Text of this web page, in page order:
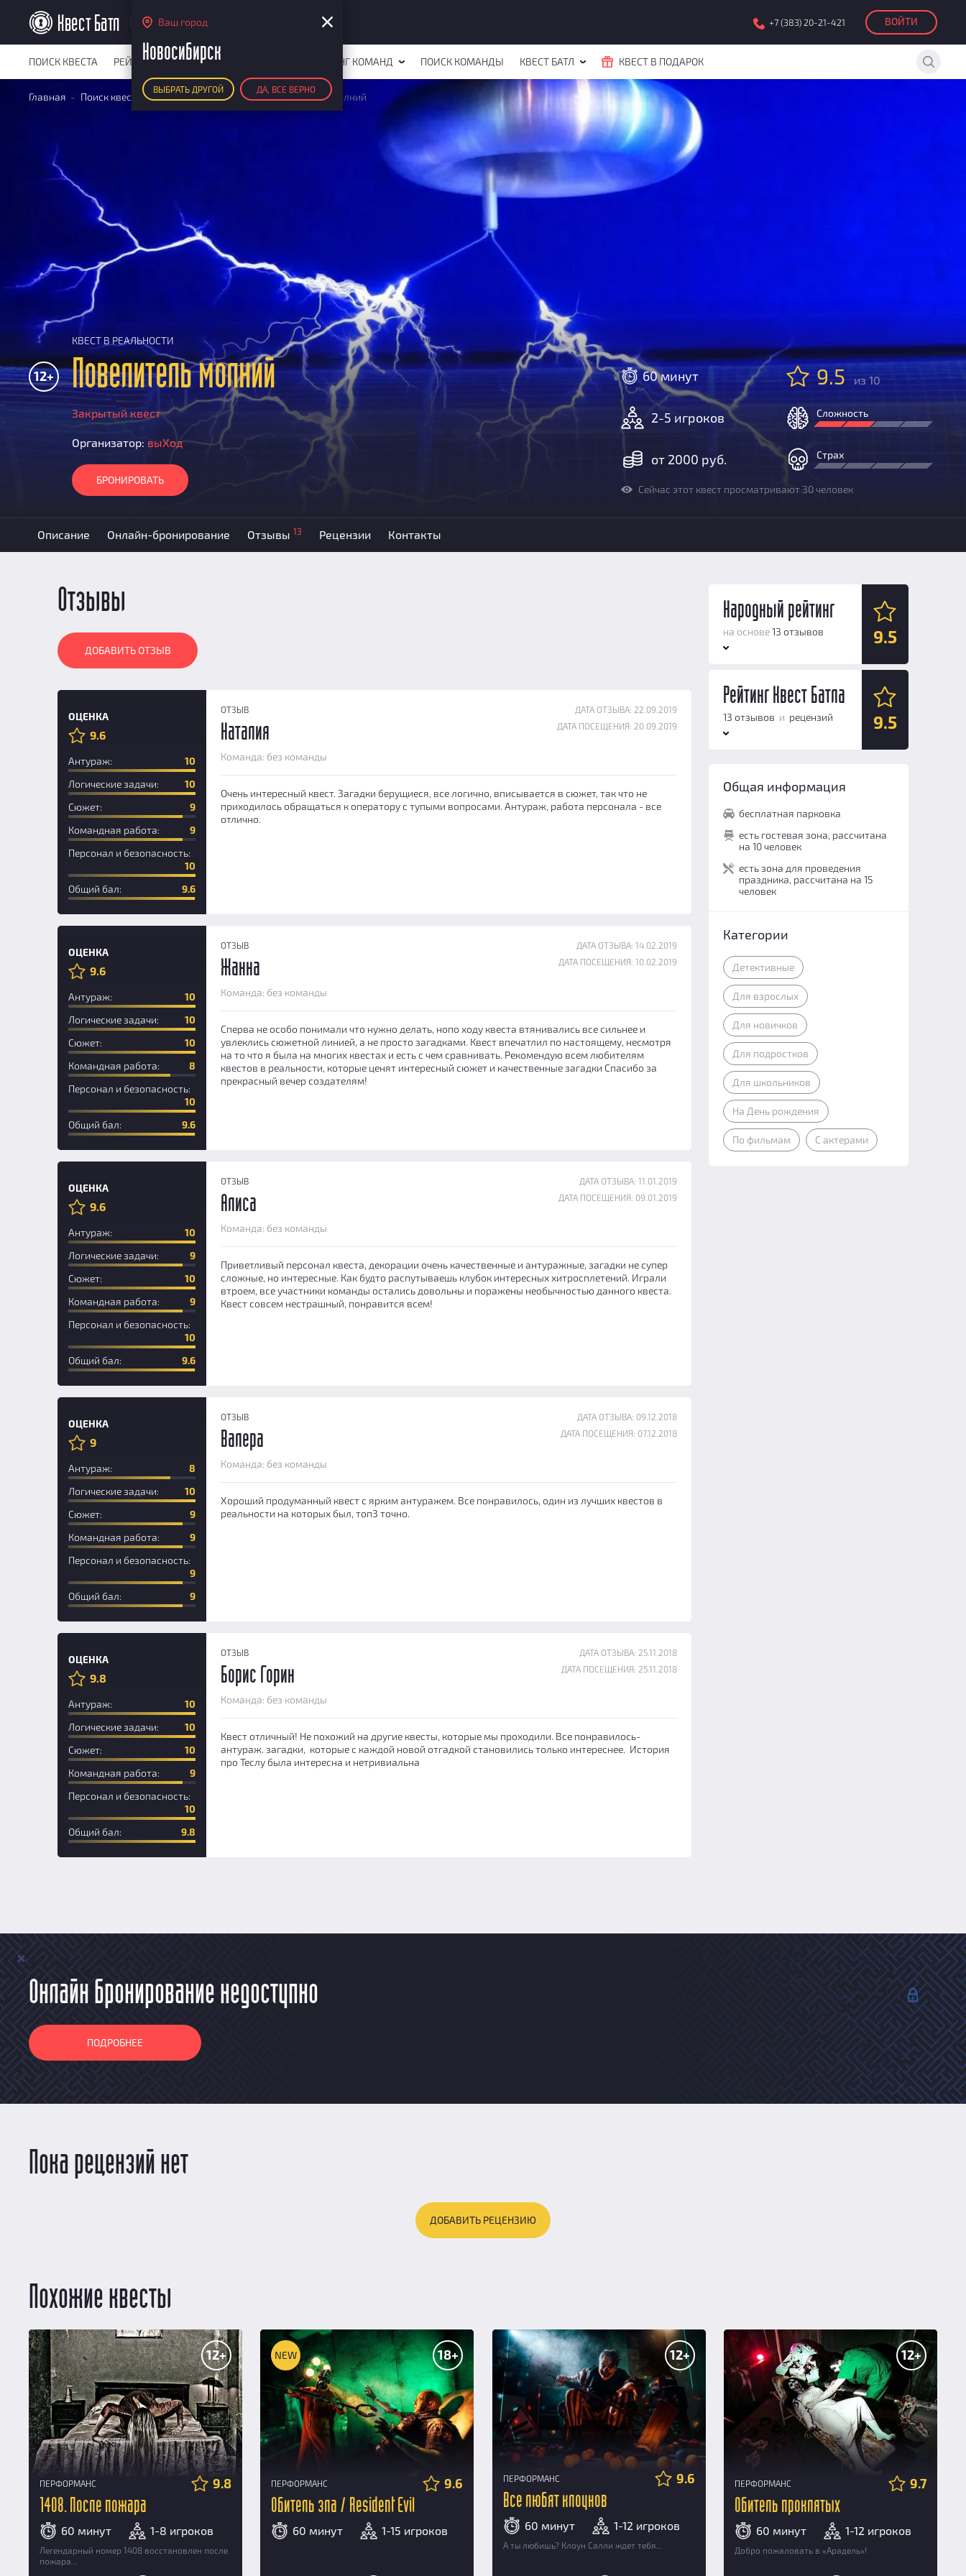
Новосибирск
Ваш город
Новосибирск
ВЫБРАТЬ ДРУГОЙ ДА, ВСЕ ВЕРНО
+7 (383) 20-21-421 ВОЙТИ
ПОИСК КВЕСТА РЕЙТИНГ КВЕСТОВ КАРТА КВЕСТОВ РЕЙТИНГ КОМАНД ПОИСК КОМАНДЫ КВЕСТ БАТЛ КВЕСТ В ПОДАРОК
Главная Поиск квестов Квесты детективные Повелитель молний
КВЕСТ В РЕАЛЬНОСТИ
Повелитель молний
12+
Закрытый квест
Организатор: выХод
БРОНИРОВАТЬ
60 минут
2-5 игроков
от 2000 руб.
9.5 из 10
Сложность
Страх
Сейчас этот квест просматривают 30 человек
Описание Онлайн-бронирование Отзывы 13 Рецензии Контакты
Отзывы
ДОБАВИТЬ ОТЗЫВ
ОЦЕНКА
9.6
Новичок
Антураж:
10
Логические задачи:
10
Сюжет:
9
Командная работа:
9
Персонал и безопасность:
10
Общий бал:
9.6
ОТЗЫВ
ДАТА ОТЗЫВА: 22.09.2019
ДАТА ПОСЕЩЕНИЯ: 20.09.2019
Наталия
Команда: без команды
Очень интересный квест. Загадки берущиеся, все логично, вписывается в сюжет, так что не
приходилось обращаться к оператору с тупыми вопросами. Антураж, работа персонала - все
отлично.
ОЦЕНКА
9.6
Новичок
Антураж:
10
Логические задачи:
10
Сюжет:
10
Командная работа:
8
Персонал и безопасность:
10
Общий бал:
9.6
ОТЗЫВ
ДАТА ОТЗЫВА: 14.02.2019
ДАТА ПОСЕЩЕНИЯ: 10.02.2019
Жанна
Команда: без команды
Сперва не особо понимали что нужно делать, нопо ходу квеста втянивались все сильнее и
увлеклись сюжетной линией, а не просто загадками. Квест впечатлил по настоящему, несмотря
на то что я была на многих квестах и есть с чем сравнивать. Рекомендую всем любителям
квестов в реальности, которые ценят интересный сюжет и качественные загадки Спасибо за
прекрасный вечер создателям!
ОЦЕНКА
9.6
Новичок
Антураж:
10
Логические задачи:
9
Сюжет:
10
Командная работа:
9
Персонал и безопасность:
10
Общий бал:
9.6
ОТЗЫВ
ДАТА ОТЗЫВА: 11.01.2019
ДАТА ПОСЕЩЕНИЯ: 09.01.2019
Алиса
Команда: без команды
Приветливый персонал квеста, декорации очень качественные и антуражные, загадки не супер
сложные, но интересные. Как будто распутываешь клубок интересных хитросплетений. Играли
втроем, все участники команды остались довольны и поражены необычностью данного квеста.
Квест совсем нестрашный, понравится всем!
ОЦЕНКА
9
Новичок
Антураж:
8
Логические задачи:
10
Сюжет:
9
Командная работа:
9
Персонал и безопасность:
9
Общий бал:
9
ОТЗЫВ
ДАТА ОТЗЫВА: 09.12.2018
ДАТА ПОСЕЩЕНИЯ: 07.12.2018
Валера
Команда: без команды
Хороший продуманный квест с ярким антуражем. Все понравилось, один из лучших квестов в
реальности на которых был, топ3 точно.
ОЦЕНКА
9.8
Новичок
Антураж:
10
Логические задачи:
10
Сюжет:
10
Командная работа:
9
Персонал и безопасность:
10
Общий бал:
9.8
ОТЗЫВ
ДАТА ОТЗЫВА: 25.11.2018
ДАТА ПОСЕЩЕНИЯ: 25.11.2018
Борис Горин
Команда: без команды
Квест отличный! Не похожий на другие квесты, которые мы проходили. Все понравилось-
антураж. загадки, которые с каждой новой отгадкой становились только интереснее. История
про Теслу была интересна и нетривиальна
Народный рейтинг
на основе13 отзывов 9.5
Антураж:
9.6
Логические задачи:
Сюжет:
Персонал и безопасность:
Рейтинг Квест Батла
13 отзывов и рецензий 9.5
Сюжет:
Командная работа:
Персонал и безопасность:
Общий балл:
Общая информация
бесплатная парковка
есть гостевая зона, рассчитана
на 10 человек
есть зона для проведения
праздника, рассчитана на 15
человек
Категории
Детективные
Для взрослых
Для новичков
Для подростков
Для школьников
На День рождения
По фильмам С актерами
Онлайн бронирование недоступно
ПОДРОБНЕЕ
Пока рецензий нет
ДОБАВИТЬ РЕЦЕНЗИЮ
Похожие квесты
12+
ПЕРФОРМАНС 9.8
1408. После пожара
60 минут 1-8 игроков
Легендарный номер 1408 восстановлен после
пожара...
18+
NEW
ПЕРФОРМАНС 9.6
Обитель зла / Resident Evil
60 минут 1-15 игроков
12+
ПЕРФОРМАНС 9.6
Все любят клоунов
60 минут 1-12 игроков
А ты любишь? Клоун Салли ждет тебя...
12+
ПЕРФОРМАНС 9.7
Обитель проклятых
60 минут 1-12 игроков
Добро пожаловать в «Арадель»!